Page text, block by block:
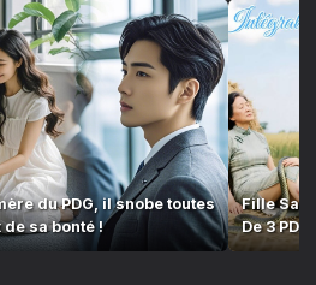
du PDG, il snobe toutes
sa bonté !
Fille
De 3